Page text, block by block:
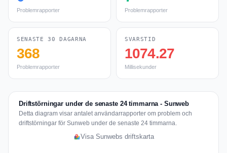
Problemrapporter Problemrapporter
SENASTE 30 DAGARNA
368
Problemrapporter
SVARSTID
1074.27
Millisekunder
Driftstörningar under de senaste 24 timmarna - Sunweb
Detta diagram visar antalet användarrapporter om problem och
driftstörningar för Sunweb under de senaste 24 timmarna.
Visa Sunwebs driftskarta